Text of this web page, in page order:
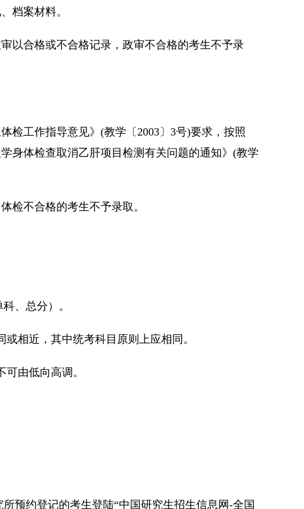
档案材料。
以合格或不合格记录，政审不合格的考生不予录
检工作指导意见》(教学〔2003〕3号)要求，按照
身体检查取消乙肝项目检测有关问题的通知》(教学
检不合格的考生不予录取。
、总分）。
相近，其中统考科目原则上应相同。
由低向高调。
预约登记的考生登陆“中国研究生招生信息网-全国